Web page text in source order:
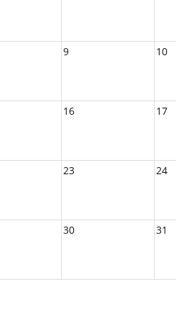
9 10
16 17
23 24
30 31